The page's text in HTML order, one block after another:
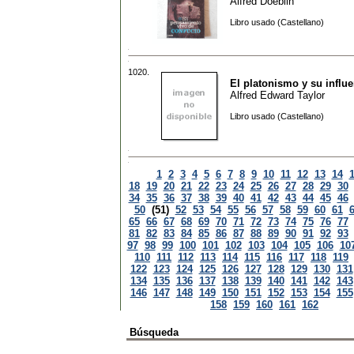
Libro usado (Castellano)
1020.
El platonismo y su
Alfred Edward Taylor
Libro usado (Castellano)
1 2 3 4 5 6 7 8 9 10 11 12 13 14
18 19 20 21 22 23 24 25 26 27 28 29 30
34 35 36 37 38 39 40 41 42 43 44 45 46
50 (51) 52 53 54 55 56 57 58 59 60 61
65 66 67 68 69 70 71 72 73 74 75 76 77
81 82 83 84 85 86 87 88 89 90 91 92 93
97 98 99 100 101 102 103 104 105 106
110 111 112 113 114 115 116 117 118 119
122 123 124 125 126 127 128 129 130 131
134 135 136 137 138 139 140 141 142 143
146 147 148 149 150 151 152 153 154 155
158 159 160 161 162
Búsqueda